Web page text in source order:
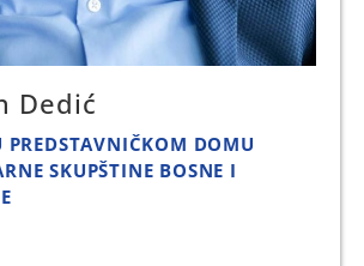
Dedić
PREDSTAVNIČKOM DOMU
SKUPŠTINE BOSNE I